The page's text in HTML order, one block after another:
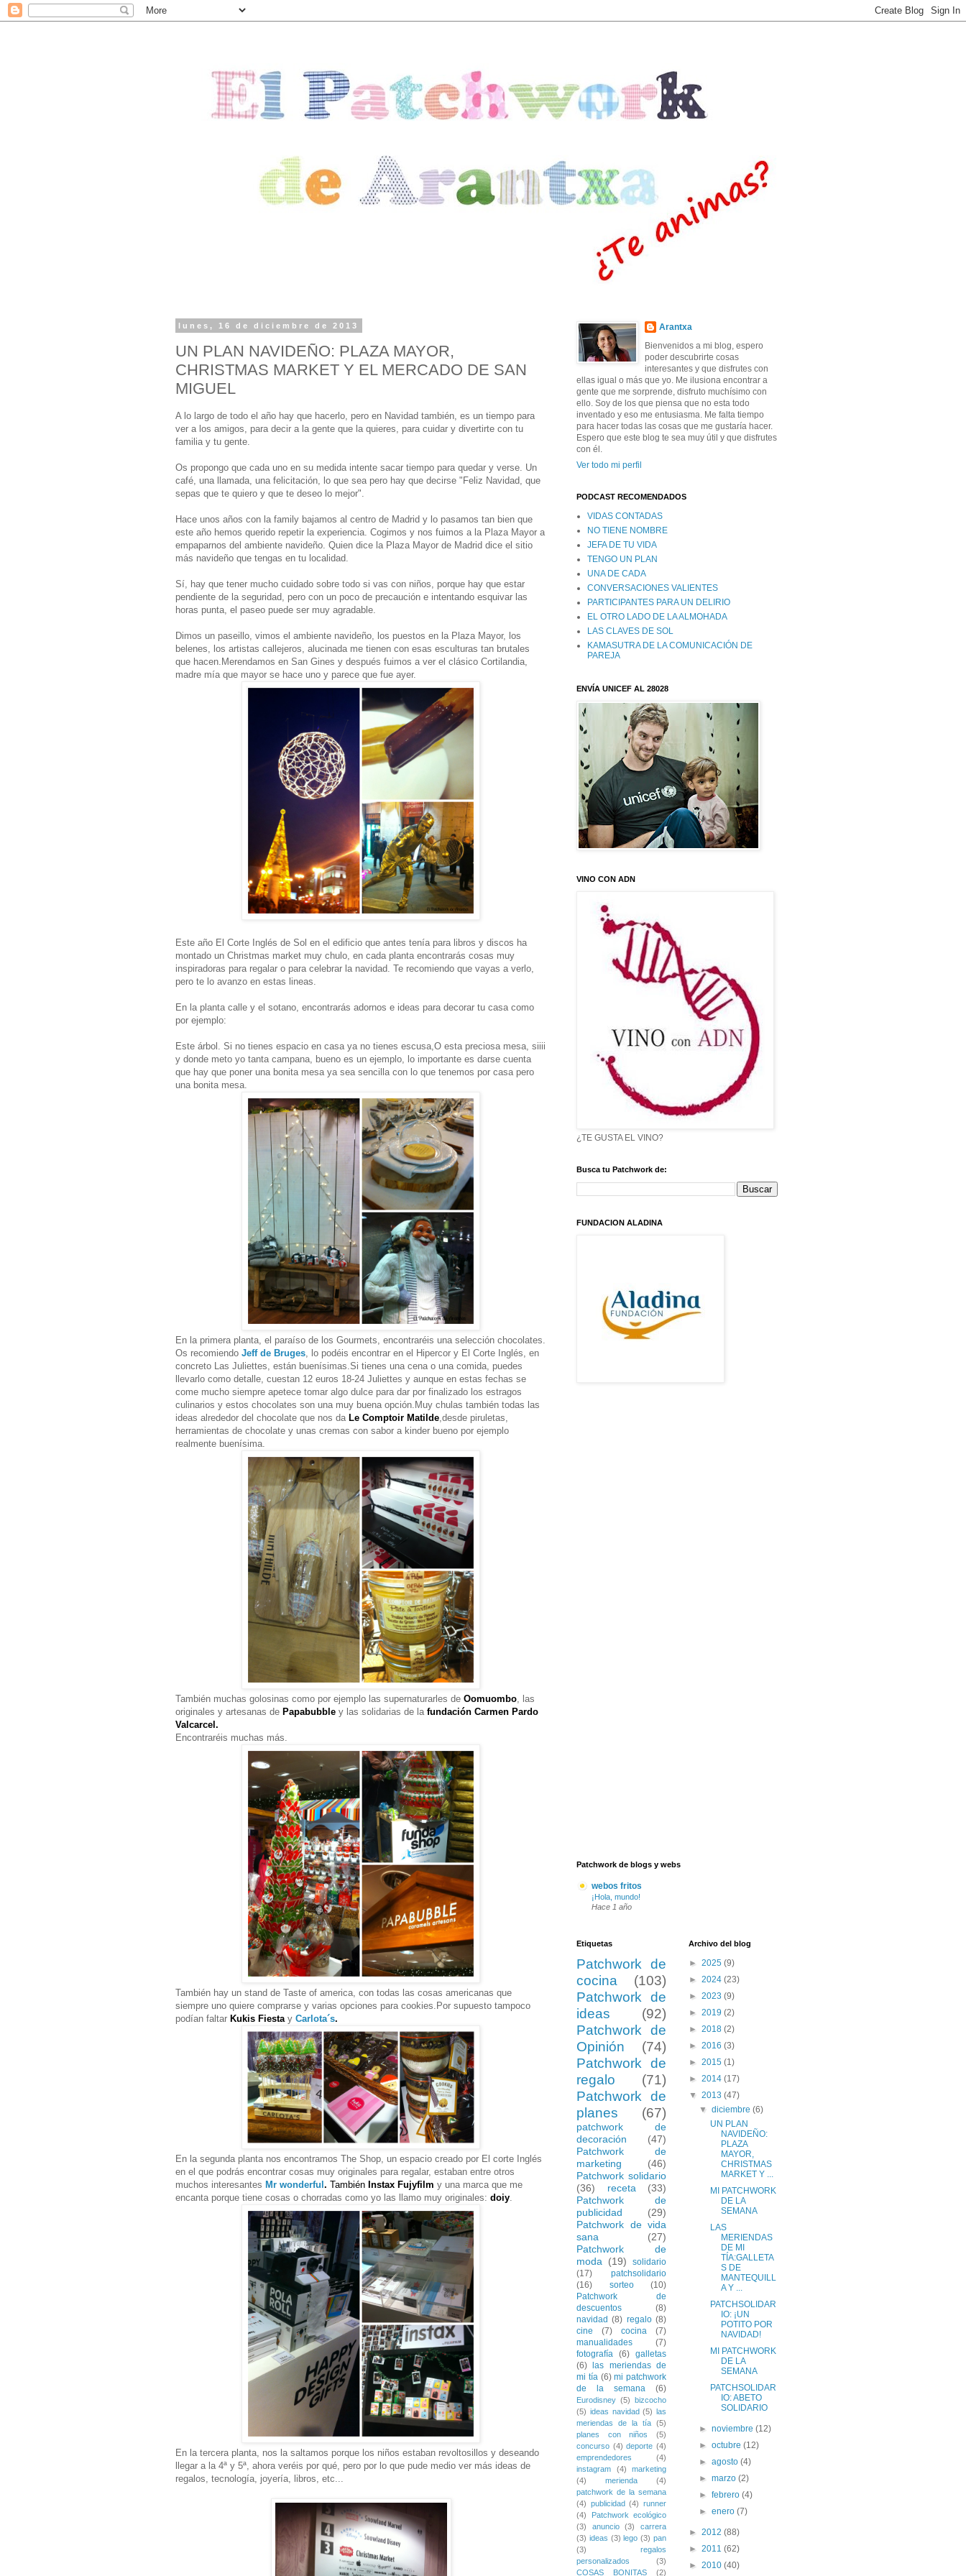
lunes, 16 de diciembre de 2013
UN PLAN NAVIDEÑO: PLAZA MAYOR,
CHRISTMAS MARKET Y EL MERCADO DE SAN
MIGUEL
A lo largo de todo el año hay que hacerlo, pero en Navidad también, es un tiempo para
ver a los amigos, para decir a la gente que la quieres, para cuidar y divertirte con tu
familia y tu gente.
Os propongo que cada uno en su medida intente sacar tiempo para quedar y verse. Un
café, una llamada, una felicitación, lo que sea pero hay que decirse "Feliz Navidad, que
sepas que te quiero y que te deseo lo mejor".
Hace unos años con la family bajamos al centro de Madrid y lo pasamos tan bien que
este año hemos querido repetir la experiencia. Cogimos y nos fuimos a la Plaza Mayor a
empaparnos del ambiente navideño. Quien dice la Plaza Mayor de Madrid dice el sitio
más navideño que tengas en tu localidad.
Sí, hay que tener mucho cuidado sobre todo si vas con niños, porque hay que estar
pendiente de la seguridad, pero con un poco de precaución e intentando esquivar las
horas punta, el paseo puede ser muy agradable.
Dimos un paseillo, vimos el ambiente navideño, los puestos en la Plaza Mayor, los
belenes, los artistas callejeros, alucinada me tienen con esas esculturas tan brutales
que hacen.Merendamos en San Gines y después fuimos a ver el clásico Cortilandia,
madre mía que mayor se hace uno y parece que fue ayer.
Este año El Corte Inglés de Sol en el edificio que antes tenía para libros y discos ha
montado un Christmas market muy chulo, en cada planta encontrarás cosas muy
inspiradoras para regalar o para celebrar la navidad. Te recomiendo que vayas a verlo,
pero te lo avanzo en estas lineas.
En la planta calle y el sotano, encontrarás adornos e ideas para decorar tu casa como
por ejemplo:
Este árbol. Si no tienes espacio en casa ya no tienes escusa,O esta preciosa mesa, siiii
y donde meto yo tanta campana, bueno es un ejemplo, lo importante es darse cuenta
que hay que poner una bonita mesa ya sea sencilla con lo que tenemos por casa pero
una bonita mesa.
En la primera planta, el paraíso de los Gourmets, encontraréis una selección chocolates.
Os recomiendo Jeff de Bruges , lo podéis encontrar en el Hipercor y El Corte Inglés, en
concreto Las Juliettes, están buenísimas.Si tienes una cena o una comida, puedes
llevarlo como detalle, cuestan 12 euros 18-24 Juliettes y aunque en estas fechas se
come mucho siempre apetece tomar algo dulce para dar por finalizado los estragos
culinarios y estos chocolates son una muy buena opción.Muy chulas también todas las
ideas alrededor del chocolate que nos da Le Comptoir Matilde ,desde piruletas,
herramientas de chocolate y unas cremas con sabor a kinder bueno por ejemplo
realmente buenísima.
También muchas golosinas como por ejemplo las supernaturarles de Oomuombo , las
originales y artesanas de Papabubble y las solidarias de la fundación Carmen Pardo
Valcarcel.
Encontraréis muchas más.
También hay un stand de Taste of america, con todas las cosas americanas que
siempre uno quiere comprarse y varias opciones para cookies.Por supuesto tampoco
podían faltar Kukis Fiesta y Carlota´s.
En la segunda planta nos encontramos The Shop, un espacio creado por El corte Inglés
en el que podrás encontrar cosas muy originales para regalar, estaban entre otros
muchos interesantes Mr wonderful. También Instax Fujyfilm y una marca que me
encanta porque tiene cosas o chorradas como yo las llamo muy originales: doiy
En la tercera planta, nos la saltamos porque los niños estaban revoltosillos y deseando
llegar a la 4ª y 5ª, ahora veréis por qué, pero por lo que pude medio ver más ideas de
regalos, tecnología, joyería, libros, etc...
Arantxa
Bienvenidos a mi blog, espero
poder descubrirte cosas
interesantes y que disfrutes con
ellas igual o más que yo. Me ilusiona encontrar a
gente que me sorprende, disfruto muchísimo con
ello. Soy de los que piensa que no esta todo
inventado y eso me entusiasma. Me falta tiempo
para hacer todas las cosas que me gustaría hacer.
Espero que este blog te sea muy útil y que disfrutes
con él.
Ver todo mi perfil
PODCAST RECOMENDADOS
VIDAS CONTADAS
NO TIENE NOMBRE
JEFA DE TU VIDA
TENGO UN PLAN
UNA DE CADA
CONVERSACIONES VALIENTES
PARTICIPANTES PARA UN DELIRIO
EL OTRO LADO DE LA ALMOHADA
LAS CLAVES DE SOL
KAMASUTRA DE LA COMUNICACIÓN DE
PAREJA
ENVÍA UNICEF AL 28028
VINO CON ADN
¿TE GUSTA EL VINO?
Busca tu Patchwork de:
FUNDACION ALADINA
Patchwork de blogs y webs
webos fritos
¡Hola, mundo!
Hace 1 año
Etiquetas
Patchwork de
cocina
(103)
Patchwork de
ideas
(92)
Patchwork de
Opinión
(74)
Patchwork de
regalo
(71)
Patchwork de
planes
(67)
patchwork de
decoración
(47)
Patchwork de
marketing
(46)
Patchwork solidario
(36)
receta
(33)
Patchwork de
publicidad
(29)
Patchwork de vida
sana
(27)
Patchwork de
moda
(19)
solidario
(17)
patchsolidario
(16)
sorteo
(10)
Patchwork de
descuentos
(8)
navidad (8) regalo (8)
cine
(7) cocina
(7)
manualidades
(7)
fotografía (6) galletas
(6)
las meriendas de
mi tía (6) mi patchwork
de la semana
(6)
Eurodisney (5) bizcocho
(5) ideas navidad (5) las
meriendas de la tía (5)
planes con niños
(5)
concurso (4) deporte (4)
emprendedores
(4)
instagram
(4)
marketing
(4)
merienda
(4)
patchwork de la semana
(4) publicidad (4) runner
(4)
Patchwork ecológico
(3)
anuncio (3)
carrera
(3) ideas (3) lego (3) pan
(3)
regalos
personalizados
(3)
COSAS BONITAS
(2)
Archivo del blog
► 2025 (9)
► 2024 (23)
► 2023 (9)
► 2019 (2)
► 2018 (2)
► 2016 (3)
► 2015 (1)
► 2014 (17)
▼ 2013 (47)
▼diciembre(6)
UN PLAN
NAVIDEÑO:
PLAZA
MAYOR,
CHRISTMAS
MARKET Y ...
MI PATCHWORK
DE LA
SEMANA
LAS
MERIENDAS
DE MI
TÍA:GALLETA
S DE
MANTEQUILL
A Y ...
PATCHSOLIDAR
IO: ¡UN
POTITO POR
NAVIDAD!
MI PATCHWORK
DE LA
SEMANA
PATCHSOLIDAR
IO: ABETO
SOLIDARIO
►noviembre(12)
►octubre(12)
►agosto(4)
►marzo(2)
►febrero(4)
►enero(7)
► 2012 (88)
► 2011 (62)
► 2010 (40)